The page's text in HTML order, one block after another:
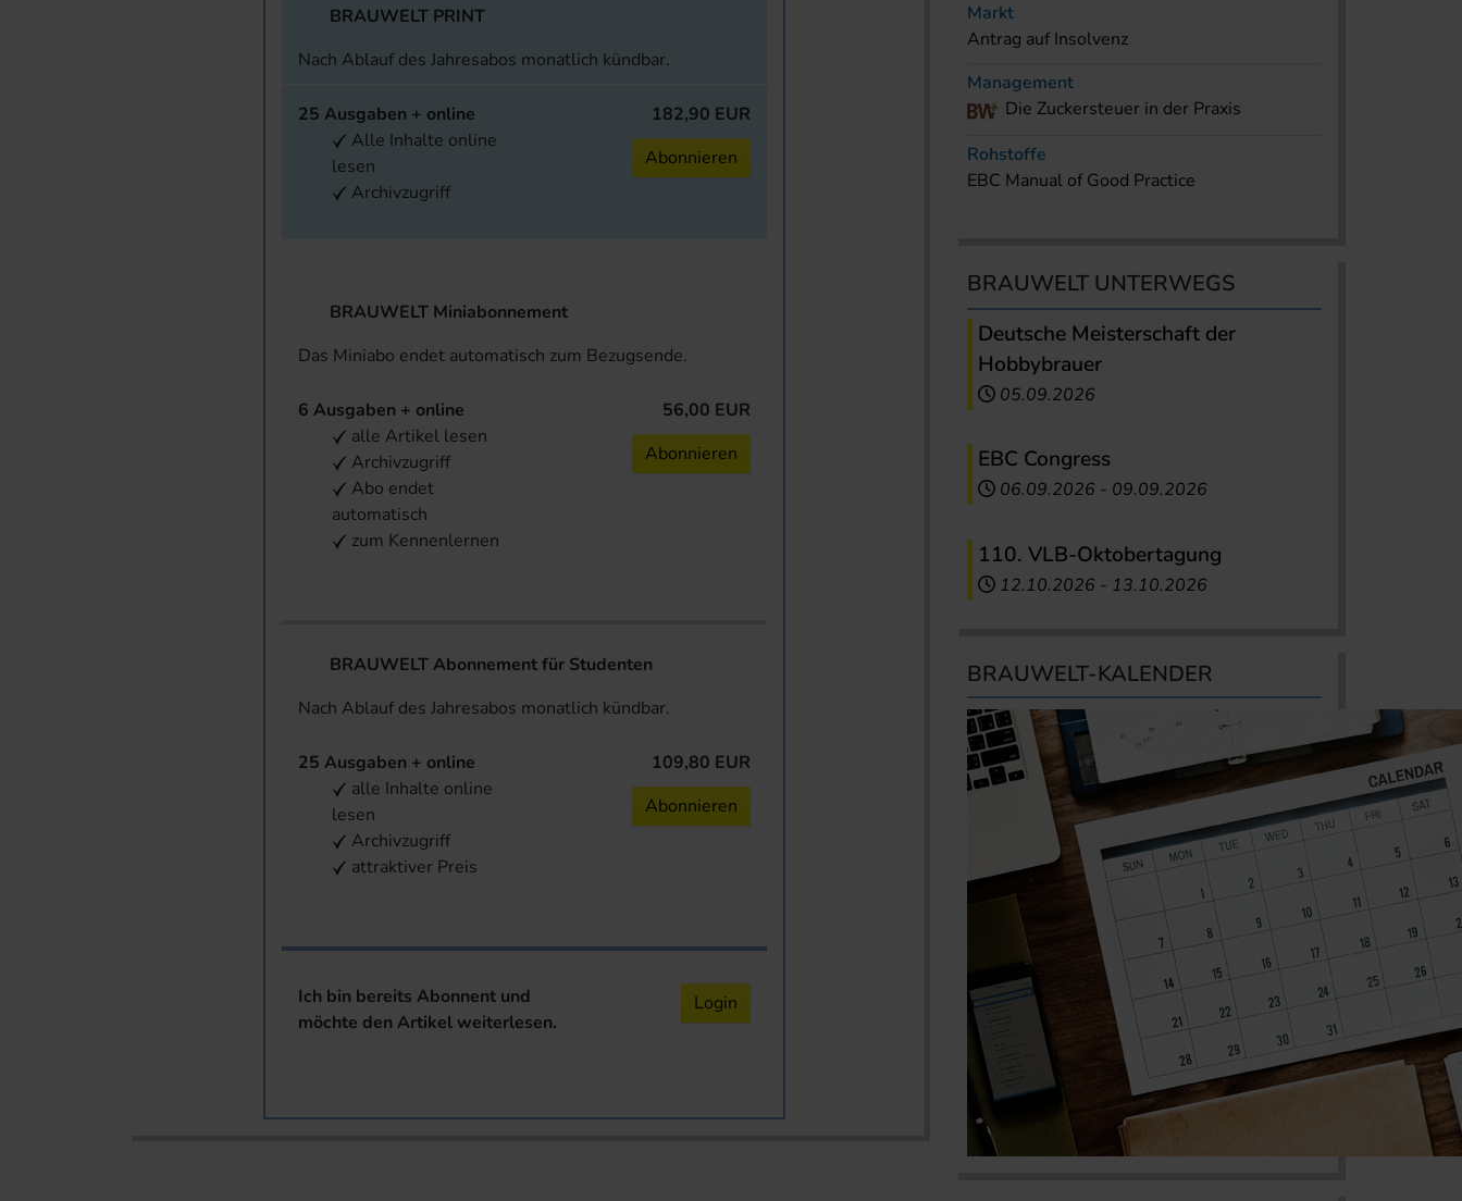
BRAUWELT PRINT
Nach Ablauf des Jahresabos monatlich kündbar.
25 Ausgaben + online
Alle Inhalte online
lesen
Archivzugriff
182,90 EUR
Abonnieren
BRAUWELT Miniabonnement
Das Miniabo endet automatisch zum Bezugsende.
6 Ausgaben + online
alle Artikel lesen
Archivzugriff
Abo endet
automatisch
zum Kennenlernen
56,00 EUR
Abonnieren
BRAUWELT Abonnement für Studenten
Nach Ablauf des Jahresabos monatlich kündbar.
25 Ausgaben + online
alle Inhalte online
lesen
Archivzugriff
attraktiver Preis
109,80 EUR
Abonnieren
Ich bin bereits Abonnent und
möchte den Artikel weiterlesen.
Login
Markt
Antrag auf Insolvenz
Management
Die Zuckersteuer in der Praxis
Rohstoffe
EBC Manual of Good Practice
BRAUWELT UNTERWEGS
Deutsche Meisterschaft der
Hobbybrauer
05.09.2026
EBC Congress
06.09.2026 - 09.09.2026
110. VLB-Oktobertagung
12.10.2026 - 13.10.2026
BRAUWELT-KALENDER